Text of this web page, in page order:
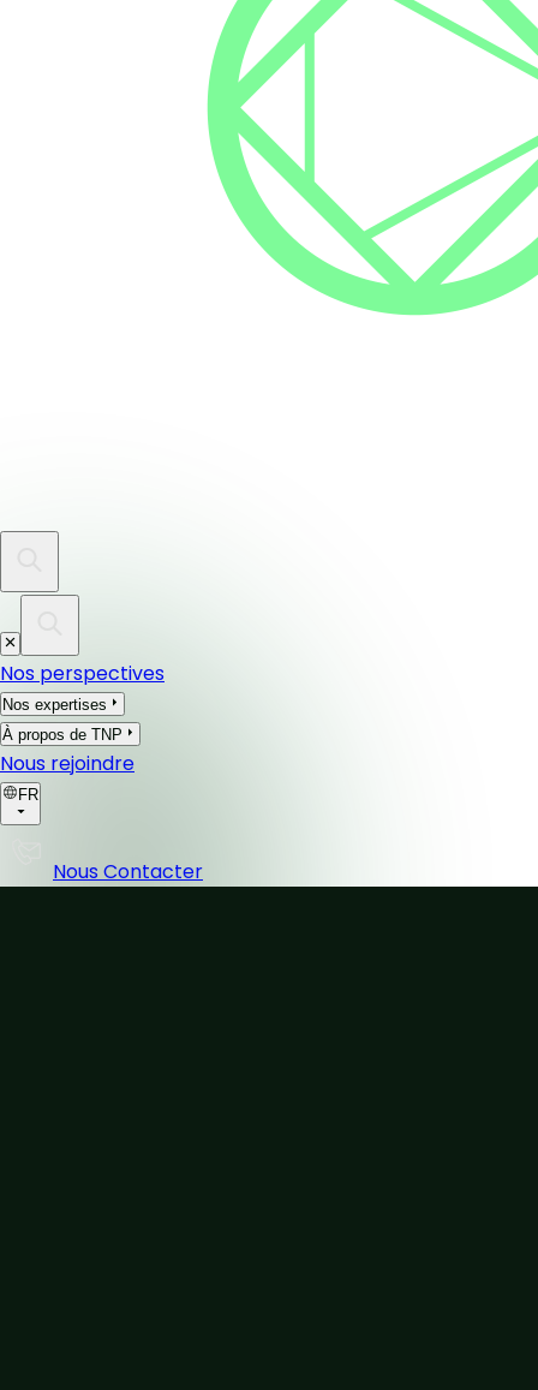
Nos perspectives
Nos expertises
À propos de TNP
Nous rejoindre
FR
Nous Contacter